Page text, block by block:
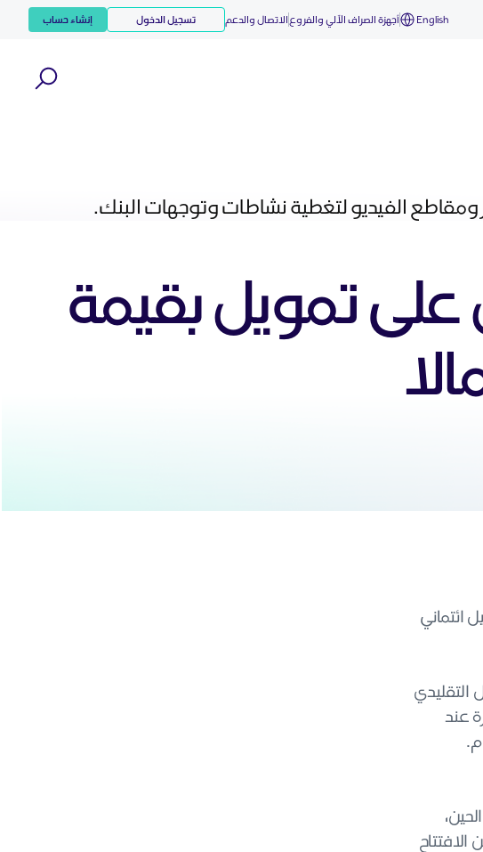
English أجهزة الصراف الآلي والفروع الاتصال والدعم تسجيل الدخول إنشاء حساب
ومقاطع الفيديو لتغطية نشاطات وتوجهات البنك.
على تمويل بقيمة
ائتماني
التقليدي
عند
الافتتاح